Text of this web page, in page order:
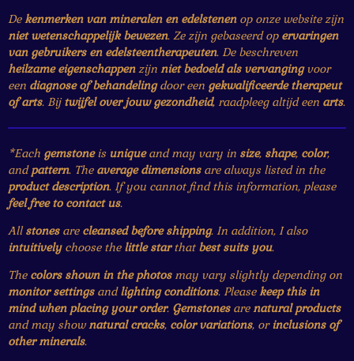
Dekenmerken van mineralen en edelstenenop onze website zijn
niet wetenschappelijk bewezen. Ze zijn gebaseerd op ervaringen
van gebruikers en edelsteentherapeuten. De beschreven
heilzame eigenschappenzijn niet bedoeld als vervangingvoor
een diagnose of behandelingdoor een gekwalificeerde therapeut
of arts. Bijtwijfel over jouw gezondheid, raadpleeg altijd een arts.
*Each gemstoneis uniqueand may vary in size, shape, color,
andpattern. The average dimensionsare always listed in the
product description. If you cannot find this information, please
feel free to contact us.
Allstonesare cleansed before shipping. In addition, I also
intuitivelychoose the little starthat best suits you.
The colors shown in the photosmay vary slightly depending on
monitor settingsandlighting conditions. Pleasekeep this in
mind when placing your order. Gemstonesarenatural products
and may shownatural cracks, color variations, orinclusions of
other minerals.